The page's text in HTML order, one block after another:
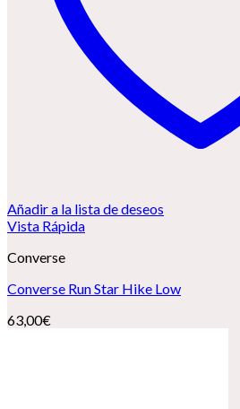
Añadir a la lista de deseos
Vista Rápida
Converse
Converse Run Star Hike Low
63,00€